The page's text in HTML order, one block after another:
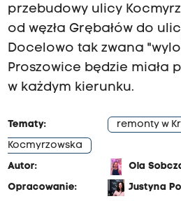
przebudowy ulicy
od węzła Grębałów do
Docelowo tak zwana
Proszowice będzie miała
w każdym kierunku.
Tematy: remonty w
Kocmyrzowska
Autor:
Ola
Opracowanie:
Justyna